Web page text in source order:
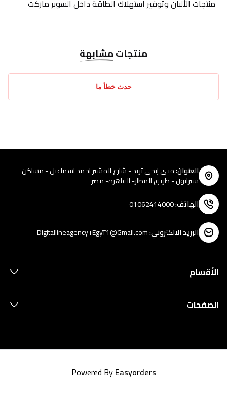
منتجات الألبان وتوفير استهلاك الطاقة داخل السوبر ماركت
منتجاتمشابهة
حدث خطأ ما
العنوان:مبنى إيجي تريد - شارع المشير احمد اسماعيل - مساكن
شيراتون - طريق المطار- القاهرة- مصر
الهاتف:
01062414000
البريد الالكتروني:
Digitallineagency+EgyT1@Gmail.com
الأقسام
الصفحات
Powered ByEasyorders